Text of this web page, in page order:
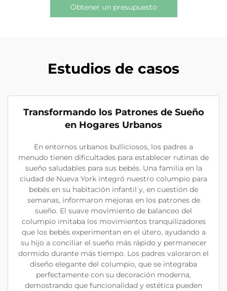
Obtener un presupuesto
Estudios de casos
Transformando los Patrones de Sueño
en Hogares Urbanos
En entornos urbanos bulliciosos, los padres a
menudo tienen dificultades para establecer rutinas de
sueño saludables para sus bebés. Una familia en la
ciudad de Nueva York integró nuestro columpio para
bebés en su habitación infantil y, en cuestión de
semanas, informaron mejoras en los patrones de
sueño. El suave movimiento de balanceo del
columpio imitaba los movimientos tranquilizadores
que los bebés experimentan en el útero, ayudando a
su hijo a conciliar el sueño más rápido y permanecer
dormido durante más tiempo. Los padres valoraron el
diseño elegante del columpio, que se integraba
perfectamente con su decoración moderna,
demostrando que funcionalidad y estética pueden